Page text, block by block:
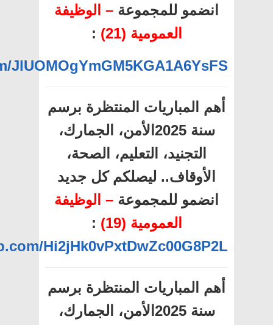
انضمو للمجموعة – الوظيفة
العمومية (21)
:
أهم المباريات المنتظرة برسم
سنة 2025الأمن، الجمارك،
التجنيد، التعليم، الصحة،
الأوقاف.. ليصلكم كل جديد
انضمو للمجموعة – الوظيفة
العمومية (19)
:
Hi2jHk0vPxtDwZc00G8P2L
أهم المباريات المنتظرة برسم
سنة 2025الأمن، الجمارك،